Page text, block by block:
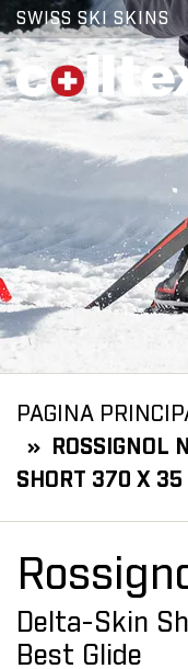
SWISS SKI SKINS
PAGINA
ROSSIGNOL
SHORT 370 X 35
Delta-Skin
Best Glide